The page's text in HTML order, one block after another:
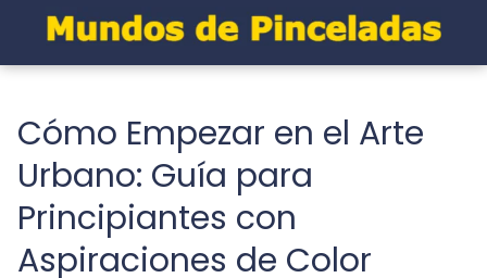
Cómo Empezar en el Arte
Urbano: Guía para
Principiantes con
Aspiraciones de Color